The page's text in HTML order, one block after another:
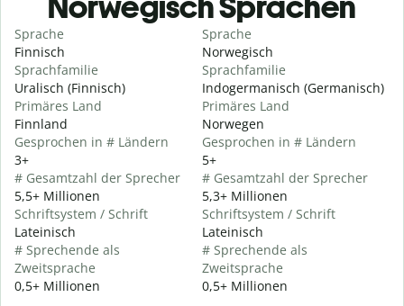
Sprache
Finnisch
Sprachfamilie
Uralisch (Finnisch)
Primäres Land
Finnland
Gesprochen in # Ländern
3+
# Gesamtzahl der Sprecher
5,5+ Millionen
Schriftsystem / Schrift
Lateinisch
# Sprechende als
Zweitsprache
0,5+ Millionen
Sprache
Norwegisch
Sprachfamilie
Indogermanisch (Germanisch)
Primäres Land
Norwegen
Gesprochen in # Ländern
5+
# Gesamtzahl der Sprecher
5,3+ Millionen
Schriftsystem / Schrift
Lateinisch
# Sprechende als
Zweitsprache
0,5+ Millionen